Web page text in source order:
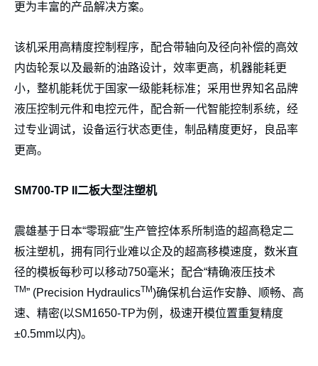
更为丰富的产品解决方案。
该机采用高精度控制程序，配合带轴向及径向补偿的高效
内齿轮泵以及最新的油路设计，效率更高，机器能耗更
小，整机能耗优于国家一级能耗标准；采用世界知名品牌
液压控制元件和电控元件，配合新一代智能控制系统，经
过专业调试，设备运行状态更佳，制品精度更好，良品率
更高。
SM700-TP II 二板大型注塑机
震雄基于日本“零瑕疵”生产管控体系所制造的超高稳定二
板注塑机，拥有同行业难以企及的超高移模速度，数米直
径的模板每秒可以移动750毫米；配合“精确液压技术
TM” (Precision HydraulicsTM)确保机台运作安静、顺畅、高
速、精密(以SM1650-TP为例，极速开模位置重复精度
±0.5mm以内)。